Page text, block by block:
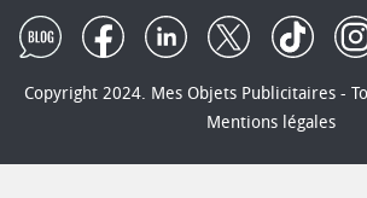
Copyright 2024. Mes Objets Publicitaires -
Mentions légales